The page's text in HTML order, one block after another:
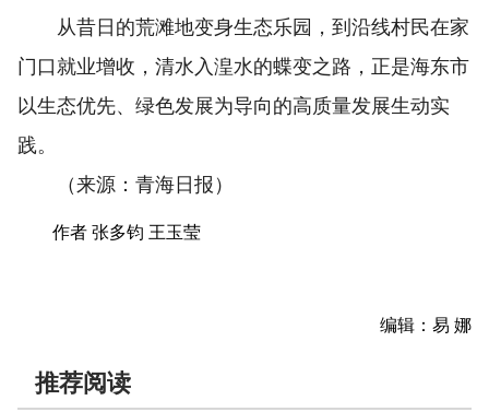
从昔日的荒滩地变身生态乐园，到沿线村民在家
门口就业增收，清水入湟水的蝶变之路，正是海东市
以生态优先、绿色发展为导向的高质量发展生动实
践。
（来源：青海日报）
作者 张多钧 王玉莹
编辑：易 娜
推荐阅读